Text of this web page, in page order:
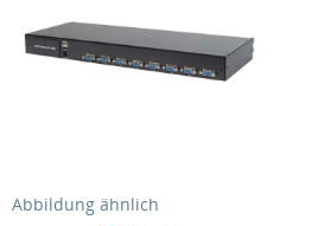
Abbildung ähnlich